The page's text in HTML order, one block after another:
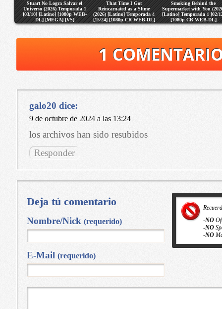
Stuart No Logra Salvar el
Universo (2026) Temporada 1
[03/10] [Latino] [1080p WEB-
DL] [MEGA] [VS]
That Time I Got
Reincarnated as a Slime
(2026) [Latino] Temporada 4
[15/24] [1080p CR WEB-DL]
[MEGA] [VS]
Smoking Behind the
Supermarket with You
[Latino] Temporada 1 [02/
[1080p CR WEB-DL]
[MEGA] [VS]
1
galo20 dice:
9 de octubre de 2024 a las 13:24
los archivos han sido resubidos
Responder
-NO
-NO
-NO
Deja tú comentario
Nombre/Nick (requerido)
E-Mail (requerido)